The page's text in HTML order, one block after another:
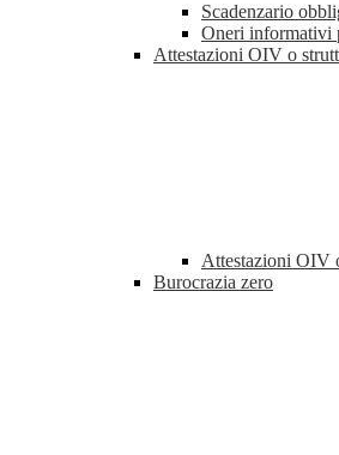
Scadenzario
Oneri informativi
Attestazioni OIV o
Attestazioni OIV
Burocrazia zero